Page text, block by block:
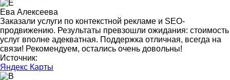
Ева Алексеева
Заказали услуги по контекстной рекламе и SEO-
продвижению. Результаты превзошли ожидания: стоимость
услуг вполне адекватная. Поддержка отличная, всегда на
связи! Рекомендуем, остались очень довольны!
Источник:
Яндекс Карты